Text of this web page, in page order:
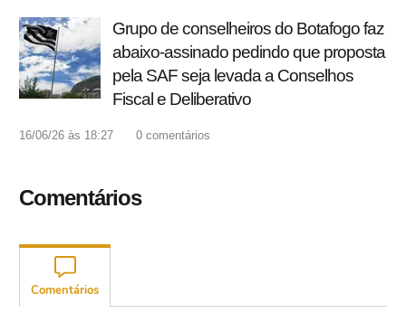
Grupo de conselheiros do Botafogo faz
abaixo-assinado pedindo que proposta
pela SAF seja levada a Conselhos
Fiscal e Deliberativo
16/06/26 às 18:27 0 comentários
Comentários